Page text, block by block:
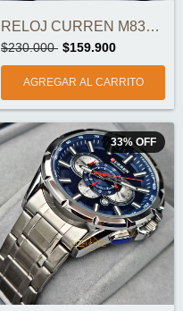
RELOJ CURREN M8329-3 CRONOGRAFOS ORIGINA...
$230.000 $159.900
33%OFF